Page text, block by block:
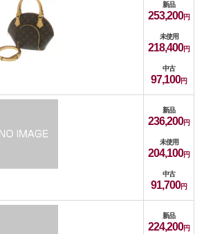
新品
253,200
未使用
218,400
中古
97,100
新品
236,200
未使用
204,100
中古
91,700
新品
224,200